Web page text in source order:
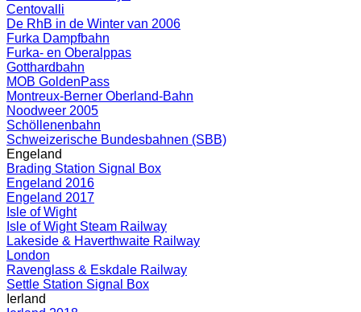
Centovalli
De RhB in de Winter van 2006
Furka Dampfbahn
Furka- en Oberalppas
Gotthardbahn
MOB GoldenPass
Montreux-Berner Oberland-Bahn
Noodweer 2005
Schöllenenbahn
Schweizerische Bundesbahnen (SBB)
Engeland
Brading Station Signal Box
Engeland 2016
Engeland 2017
Isle of Wight
Isle of Wight Steam Railway
Lakeside & Haverthwaite Railway
London
Ravenglass & Eskdale Railway
Settle Station Signal Box
Ierland